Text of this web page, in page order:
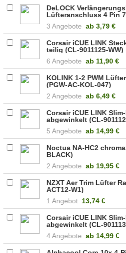
DeLOCK
Lüfteranschluss 4 Pin
3 Angebote ab 3,79 €
Corsair iCUE LINK
teilig (CL-9011125-WW)
6 Angebote ab 11,90 €
KOLINK 1-2 PWM
(PGW-AC-KOL-047)
2 Angebote ab 6,49 €
Corsair iCUE LINK
abgewinkelt (CL-
5 Angebote ab 14,99 €
Noctua NA-HC2
BLACK)
2 Angebote ab 19,95 €
NZXT Aer Trim Lüfter
ACT12-W1)
1 Angebot 13,74 €
Corsair iCUE LINK
abgewinkelt (CL-
4 Angebote ab 14,99 €